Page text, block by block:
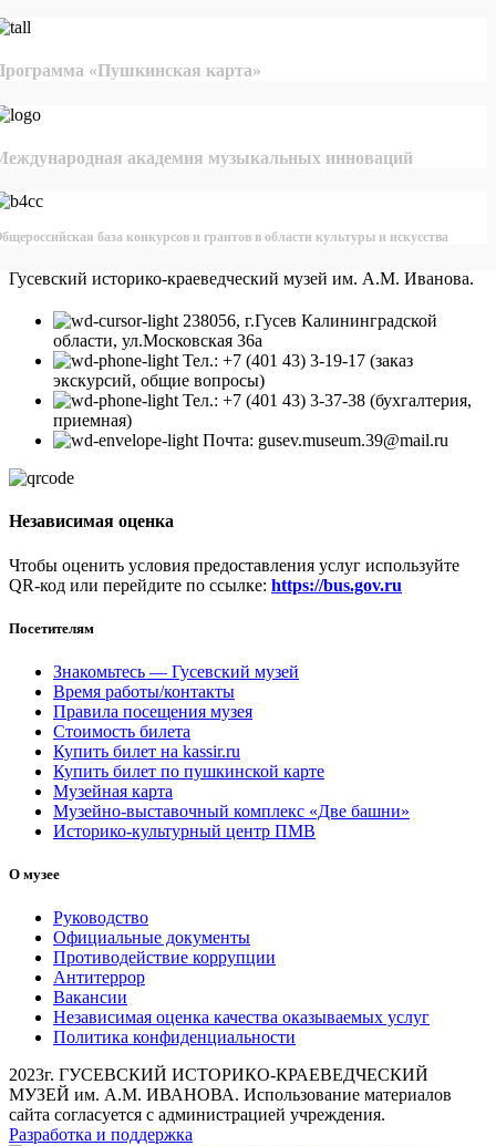
«Пушкинская карта»
академия музыкальных инноваций
база конкурсов и грантов в области культуры и искусства
Гусевский историко-краеведческий музей им. А.М. Иванова.
238056, г.Гусев Калининградской
области, ул.Московская 36а
Тел.: +7 (401 43) 3-19-17 (заказ
экскурсий, общие вопросы)
Тел.: +7 (401 43) 3-37-38 (бухгалтерия,
приемная)
Почта: gusev.museum.39@mail.ru
Независимая оценка
Чтобы оценить условия предоставления услуг используйте
QR-код или перейдите по ссылке: https://bus.gov.ru
Посетителям
Знакомьтесь — Гусевский музей
Время работы/контакты
Правила посещения музея
Стоимость билета
Купить билет на kassir.ru
Купить билет по пушкинской карте
Музейная карта
Музейно-выставочный комплекс «Две башни»
Историко-культурный центр ПМВ
О музее
Руководство
Официальные документы
Противодействие коррупции
Антитеррор
Вакансии
Независимая оценка качества оказываемых услуг
Политика конфиденциальности
2023г. ГУСЕВСКИЙ ИСТОРИКО-КРАЕВЕДЧЕСКИЙ
МУЗЕЙ им. А.М. ИВАНОВА. Использование материалов
сайта согласуется с администрацией учреждения.
Разработка и поддержка